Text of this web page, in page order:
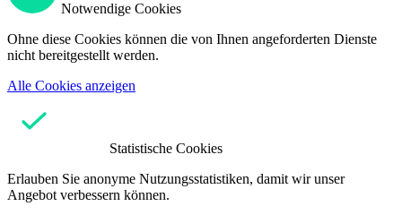
Notwendige Cookies
Ohne diese Cookies können die von Ihnen angeforderten Dienste
nicht bereitgestellt werden.
Alle Cookies anzeigen
Statistische Cookies
Erlauben Sie anonyme Nutzungsstatistiken, damit wir unser
Angebot verbessern können.